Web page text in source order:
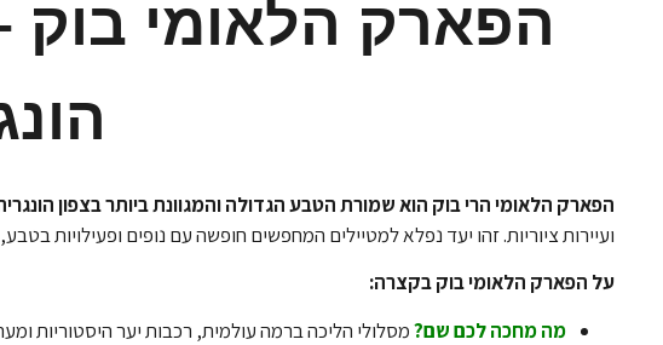
הפארק הלאומי בוק
הפארק הלאומי הרי בוק הוא שמורת הטבע הגדולה והמגוונת ביותר בצפון
ועיירות ציוריות. זהו יעד נפלא למטיילים המחפשים חופשה עם נופים ופעילויות
על הפארק הלאומי בוק בקצרה:
מה מחכה לכם שם?מסלולי הליכה ברמה עולמית, רכבות יער היסטוריות